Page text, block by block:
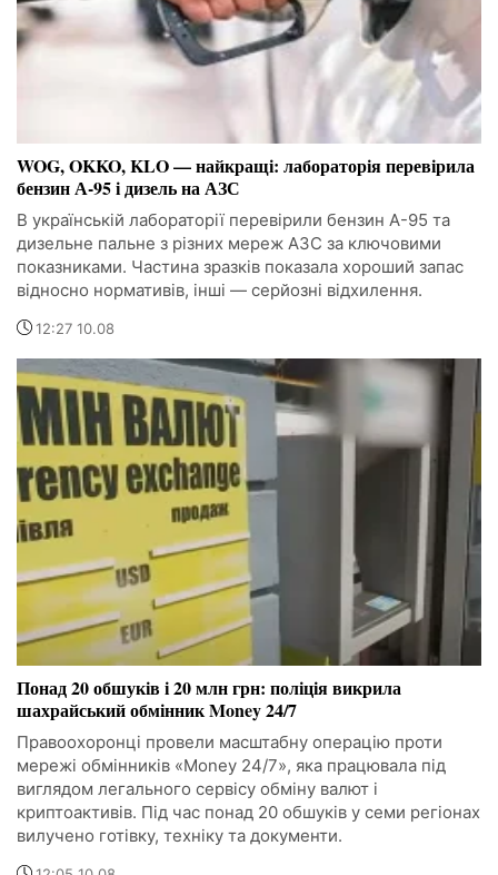
WOG, OKKO, KLO — найкращі: лабораторія перевірила
бензин А-95 і дизель на АЗС
В українській лабораторії перевірили бензин А-95 та
дизельне пальне з різних мереж АЗС за ключовими
показниками. Частина зразків показала хороший запас
відносно нормативів, інші — серйозні відхилення.
12:27 10.08
Понад 20 обшуків і 20 млн грн: поліція викрила
шахрайський обмінник Money 24/7
Правоохоронці провели масштабну операцію проти
мережі обмінників «Money 24/7», яка працювала під
виглядом легального сервісу обміну валют і
криптоактивів. Під час понад 20 обшуків у семи регіонах
вилучено готівку, техніку та документи.